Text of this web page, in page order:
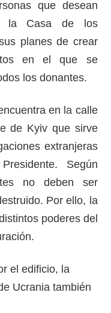
que desean
la Casa de los
planes de crear
en el que se
los donantes.
en la calle
de Kyiv que sirve
extranjeras
Según
no deben ser
Por ello, la
poderes del
el edificio, la
Ucrania también